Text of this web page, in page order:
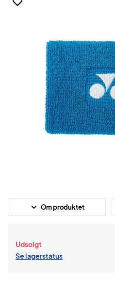
Om produktet
Udsolgt
Se lagerstatus